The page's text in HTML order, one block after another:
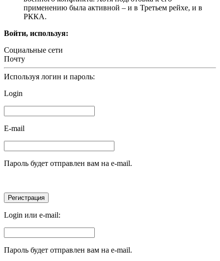
применению была активной – и в Третьем рейхе, и в
РККА.
Войти, используя:
Социальные сети
Почту
Используя логин и пароль:
Login
E-mail
Пароль будет отправлен вам на e-mail.
Login или e-mail:
Пароль будет отправлен вам на e-mail.